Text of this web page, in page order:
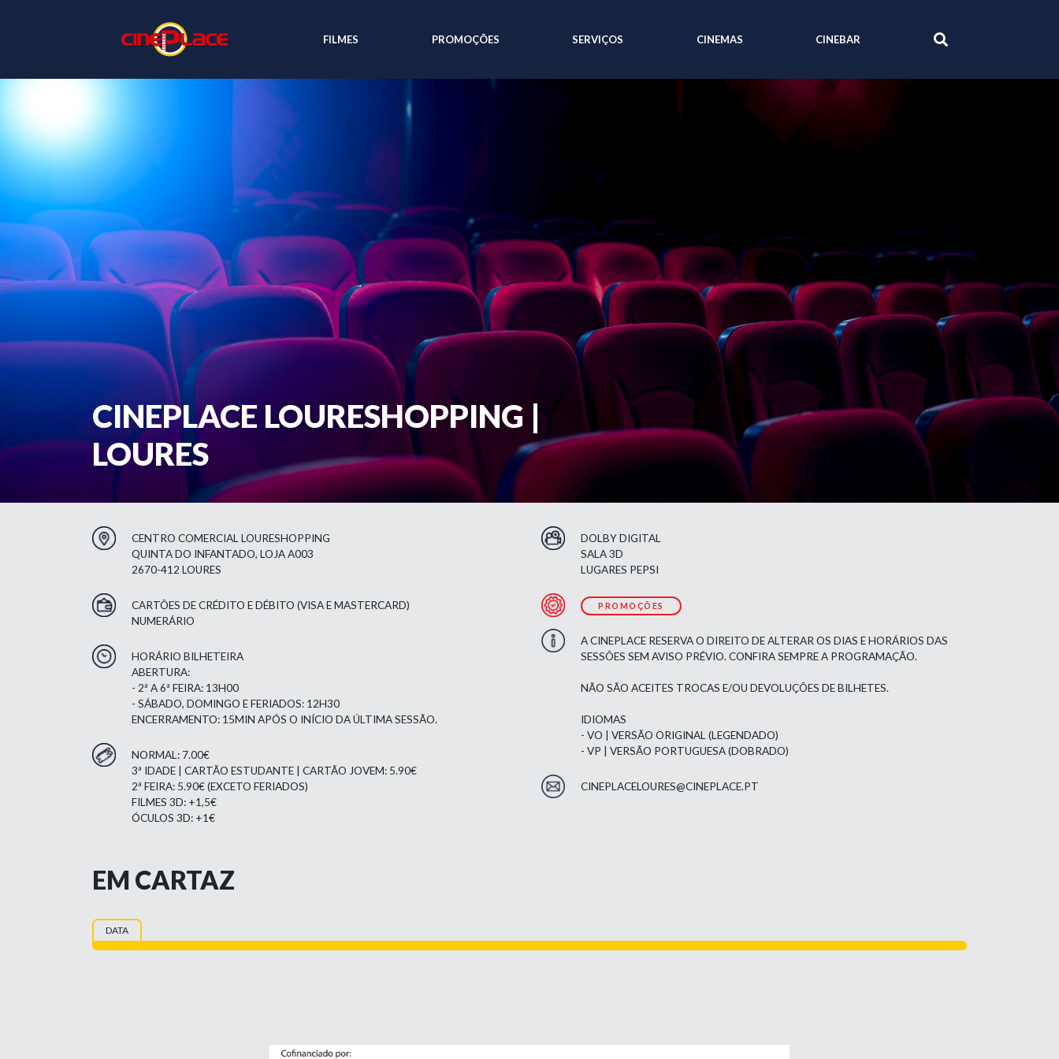
FILMES PROMOÇÕES SERVIÇOS CINEMAS CINEBAR
CINEPLACE LOURESHOPPING |
LOURES
CENTRO COMERCIAL LOURESHOPPING
QUINTA DO INFANTADO, LOJA A003
2670-412 LOURES
CARTÕES DE CRÉDITO E DÉBITO (VISA E MASTERCARD)
NUMERÁRIO
HORÁRIO BILHETEIRA
ABERTURA:
- 2ª A 6ª FEIRA: 13H00
- SÁBADO, DOMINGO E FERIADOS: 12H30
ENCERRAMENTO: 15MIN APÓS O INÍCIO DA ÚLTIMA SESSÃO.
NORMAL: 7.00€
3ª IDADE | CARTÃO ESTUDANTE | CARTÃO JOVEM: 5.90€
2ª FEIRA: 5.90€ (EXCETO FERIADOS)
FILMES 3D: +1,5€
ÓCULOS 3D: +1€
DOLBY DIGITAL
SALA 3D
LUGARES PEPSI
PROMOÇÕES
A CINEPLACE RESERVA O DIREITO DE ALTERAR OS DIAS E HORÁRIOS DAS
SESSÕES SEM AVISO PRÉVIO. CONFIRA SEMPRE A PROGRAMAÇÃO.
NÃO SÃO ACEITES TROCAS E/OU DEVOLUÇÕES DE BILHETES.
IDIOMAS
- VO | VERSÃO ORIGINAL (LEGENDADO)
- VP | VERSÃO PORTUGUESA (DOBRADO)
CINEPLACELOURES@CINEPLACE.PT
EM CARTAZ
DATA